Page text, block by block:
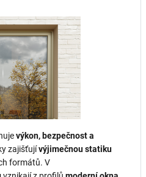
výkon, bezpečnost a
zajišťujívýjimečnou statiku
formátů. V